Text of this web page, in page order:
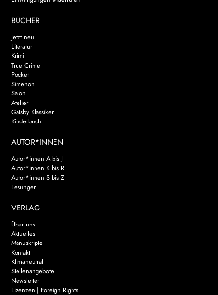
BÜCHER
Jetzt neu
Literatur
Krimi
True Crime
Pocket
Simenon
Salon
Atelier
Gatsby Klassiker
Kinderbuch
AUTOR*INNEN
Autor*innen A bis J
Autor*innen K bis R
Autor*innen S bis Z
Lesungen
VERLAG
Über uns
Aktuelles
Manuskripte
Kontakt
Klimaneutral
Stellenangebote
Newsletter
Lizenzen | Foreign Rights